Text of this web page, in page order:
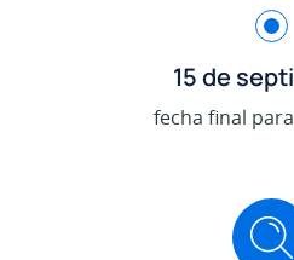
15 de
fecha final